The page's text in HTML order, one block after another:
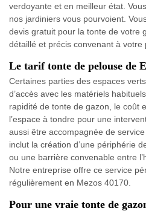
verdoyante et en meilleur état.
nos jardiniers vous pourvoient.
devis gratuit pour la tonte de votre
détaillé et précis convenant à votre
Le tarif tonte de pelouse de
Certaines parties des espaces
d’accès avec les matériels
rapidité de tonte de gazon, le coût
l’espace à tondre pour une
aussi être accompagnée de
inclut la création d’une périphérie
ou une barrière convenable entre
Notre entreprise offre ce service
régulièrement en Mezos 40170.
Pour une vraie tonte de